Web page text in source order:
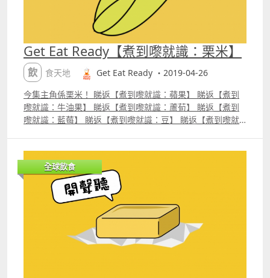
Get Eat Ready【煮到嚟就識：栗米】
飲食天地
Get Eat Ready ・2019-04-26
今集主角係栗米！ 睇返【煮到嚟就識：蘋果】 睇返【煮到
嚟就識：牛油果】 睇返【煮到嚟就識：蘆荀】 睇返【煮到
嚟就識：藍莓】 睇返【煮到嚟就識：豆】 睇返【煮到嚟就
Instagram geteatready
全球飲食